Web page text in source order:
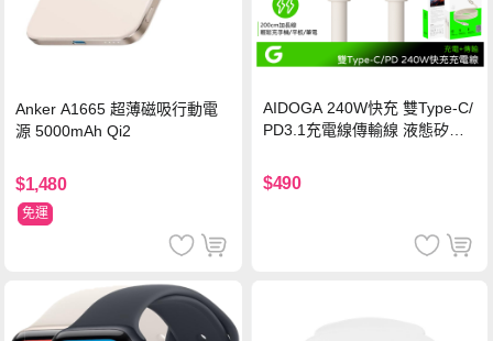
Anker A1665 超薄磁吸行動電
源 5000mAh Qi2
$1,480
免運
AIDOGA 240W快充 雙Type-C/
PD3.1充電線傳輸線 液態矽膠
機/平板/筆電
$490